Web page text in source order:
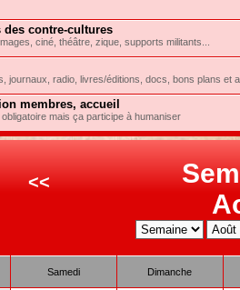
des contre-cultures
ciné, théâtre, zique, supports militants...
journaux, radio, livres/éditions, docs, bons plans et
membres, accueil
mais ça participe à humaniser
<<
Samedi Dimanche